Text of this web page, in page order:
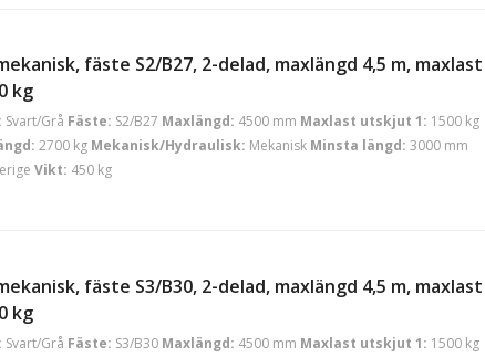
fäste S2/B27, 2-delad, maxlängd 4,5 m, maxlast
kg
Svart/Grå Fäste: S2/B27 Maxlängd: 4500 mm Maxlast utskjut 1: 1500 kg
2700 kg Mekanisk/Hydraulisk: Mekanisk Minsta längd: 3000 mm
Vikt: 450 kg
fäste S3/B30, 2-delad, maxlängd 4,5 m, maxlast
kg
Svart/Grå Fäste: S3/B30 Maxlängd: 4500 mm Maxlast utskjut 1: 1500 kg